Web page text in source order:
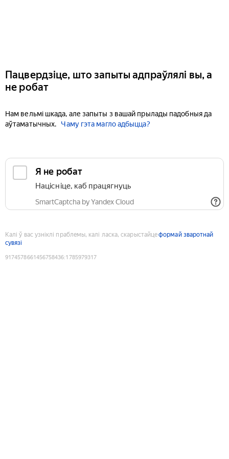
Пацвердзіце, што запыты адпраўлялі вы, а
не робат
Нам вельмі шкада, але запыты з вашай прылады падобныя да
аўтаматычных.
Чаму гэта магло адбыцца?
Я не робат
Націсніце, каб працягнуць
SmartCaptcha by Yandex Cloud
Калі ў вас узніклі праблемы, калі ласка, скарыстайцеформай зваротнай
сувязі
9174578661456758436:1785979317